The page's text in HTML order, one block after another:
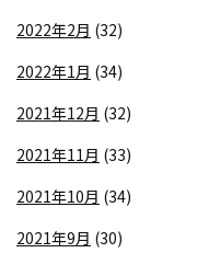
2022年2月 (32)
2022年1月 (34)
2021年12月 (32)
2021年11月 (33)
2021年10月 (34)
2021年9月 (30)